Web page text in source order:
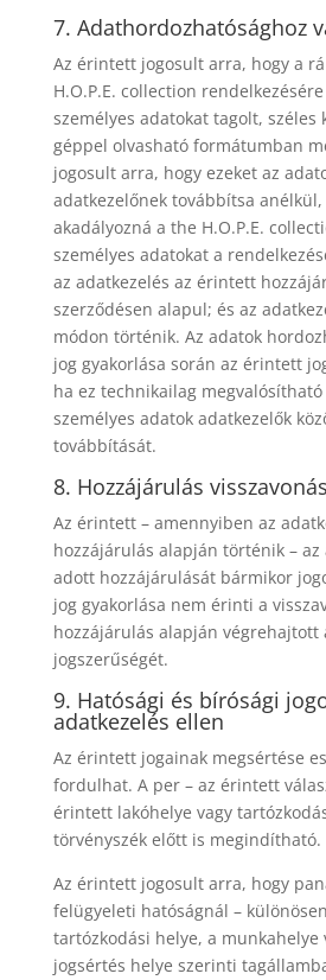
7. Adathordozhatósághoz
Az érintett jogosult arra, hogy a
H.O.P.E. collection
személyes adatokat tagolt, széles
géppel olvasható formátumban
jogosult arra, hogy ezeket az
adatkezelőnek továbbítsa
akadályozná a the H.O.P.E.
személyes adatokat a
az adatkezelés az érintett
szerződésen alapul; és az
módon történik. Az adatok
jog gyakorlása során az érintett
ha ez technikailag megvalósítható
személyes adatok adatkezelők
továbbítását.
8. Hozzájárulás
Az érintett – amennyiben az
hozzájárulás alapján történik – az
adott hozzájárulását bármikor
jog gyakorlása nem érinti a
hozzájárulás alapján végrehajtott
jogszerűségét.
9. Hatósági és bírósági
adatkezelés ellen
Az érintett jogainak megsértése
fordulhat. A per – az érintett
érintett lakóhelye vagy
törvényszék előtt is megindítható.
Az érintett jogosult arra, hogy
felügyeleti hatóságnál –
tartózkodási helye, a munkahelye
jogsértés helye szerinti